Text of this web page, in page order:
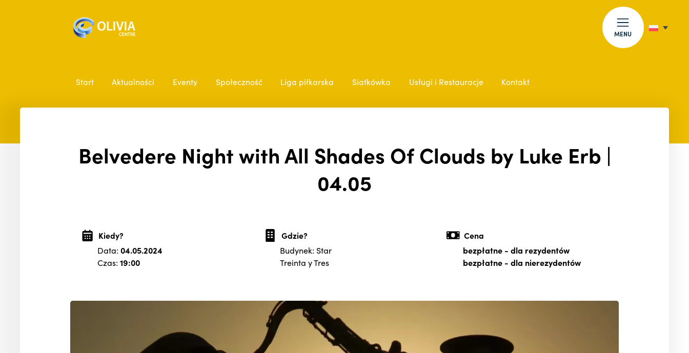
MENU
Start Aktualności Eventy Społeczność Liga piłkarska Siatkówka Usługi i Restauracje Kontakt
Belvedere Night with All Shades Of Clouds by Luke Erb |
04.05
Kiedy?
Data: 04.05.2024
Czas: 19:00
Gdzie?
Budynek: Star
Treinta y Tres
Cena
bezpłatne- dla rezydentów
bezpłatne- dla nierezydentów